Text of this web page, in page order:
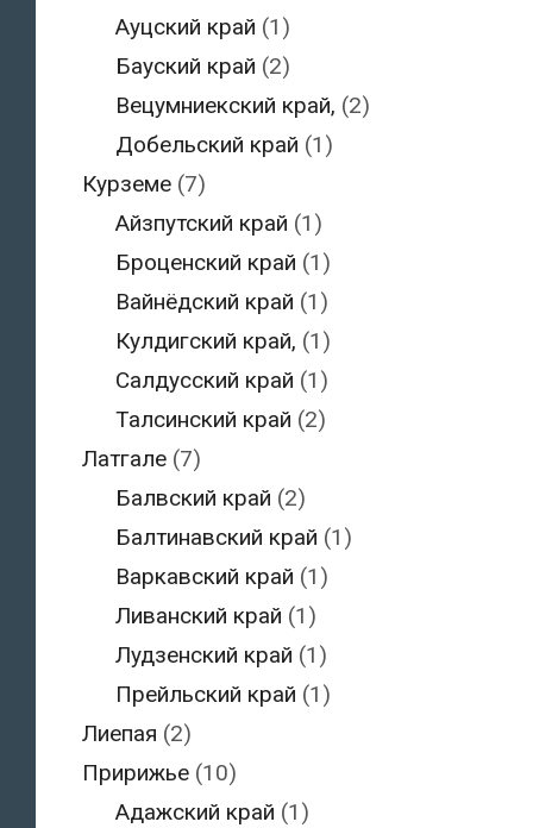
Ауцский край (1)
Бауский край (2)
Вецумниекский край, (2)
Добельский край (1)
Курземе(7)
Айзпутский край (1)
Броценский край (1)
Вайнёдский край (1)
Кулдигский край, (1)
Салдусский край (1)
Талсинский край (2)
Латгале(7)
Балвский край (2)
Балтинавский край (1)
Варкавский край (1)
Ливанский край (1)
Лудзенский край (1)
Прейльский край (1)
Лиепая (2)
Пририжье(10)
Адажский край (1)